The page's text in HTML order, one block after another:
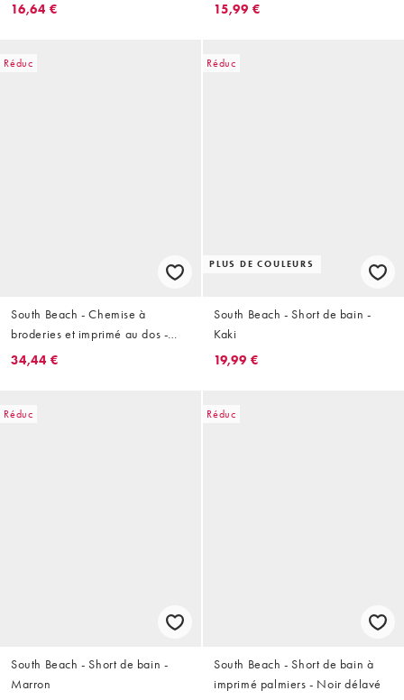
16,64 € 15,99 €
Réduc
South Beach - Chemise à
broderies et imprimé au dos -
Noir
34,44 €
Réduc
PLUS DE COULEURS
South Beach - Short de bain -
Kaki
19,99 €
Réduc
South Beach - Short de bain -
Marron
Réduc
South Beach - Short de bain à
imprimé palmiers - Noir délavé